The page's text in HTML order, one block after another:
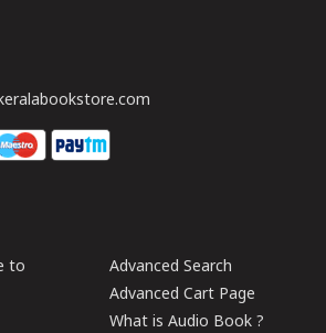
to
Advanced Search
Advanced Cart Page
What is Audio Book ?